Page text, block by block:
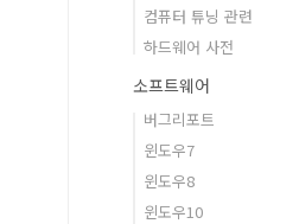
컴퓨터 튜닝 관련
하드웨어 사전
소프트웨어
버그리포트
윈도우7
윈도우8
윈도우10